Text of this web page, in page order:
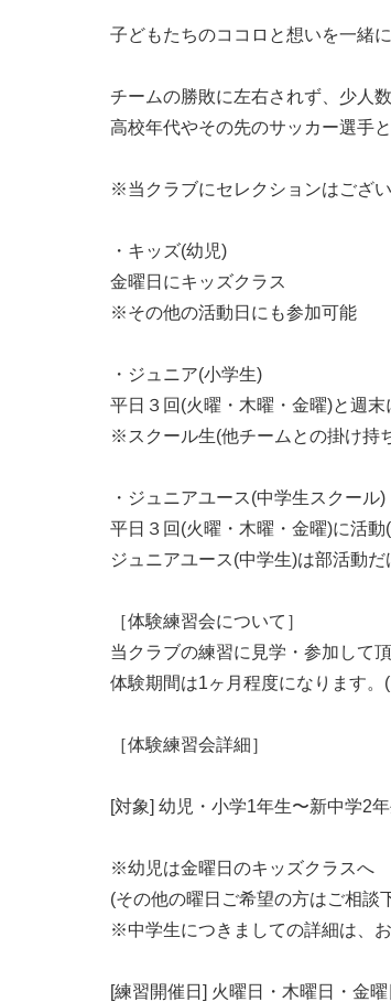
子どもたちのココロと想いを一緒
チームの勝敗に左右されず、少人
高校年代やその先のサッカー選手
※当クラブにセレクションはござ
・キッズ(幼児)
金曜日にキッズクラス
※その他の活動日にも参加可能
・ジュニア(小学生)
平日３回(火曜・木曜・金曜)と週末
※スクール生(他チームとの掛け持
・ジュニアユース(中学生スクール)
平日３回(火曜・木曜・金曜)に活動
ジュニアユース(中学生)は部活動
［体験練習会について］
当クラブの練習に見学・参加して
体験期間は1ヶ月程度になります
［体験練習会詳細］
[対象] 幼児・小学1年生〜新中学2
※幼児は金曜日のキッズクラスへ
(その他の曜日ご希望の方はご相談
※中学生につきましての詳細は、
[練習開催日] 火曜日・木曜日・金曜